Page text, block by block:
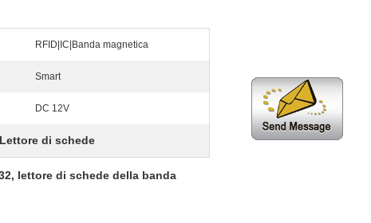
RFID|IC|Banda magnetica
Smart
DC 12V
di schede
lettore di schede della banda